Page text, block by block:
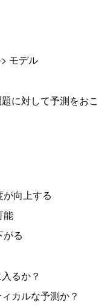
モデル
に対して予測をおこ
向上する
能
る
るか？
カルな予測か？